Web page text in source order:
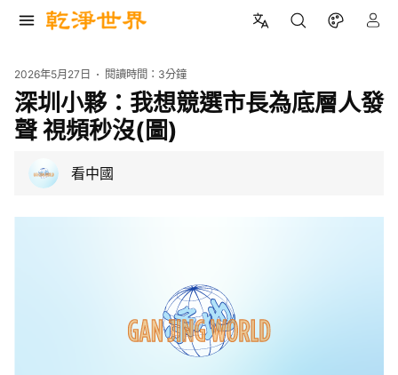
2026年5月27日 閱讀時間： 3分鐘
深圳小夥：我想競選市長為底層人發
聲 視頻秒沒(圖)
看中國